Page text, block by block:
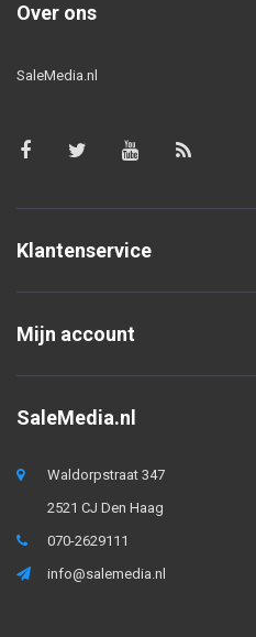
Over ons
SaleMedia.nl
Klantenservice
Mijn account
SaleMedia.nl
Waldorpstraat 347
2521 CJ Den Haag
070-2629111
info@salemedia.nl